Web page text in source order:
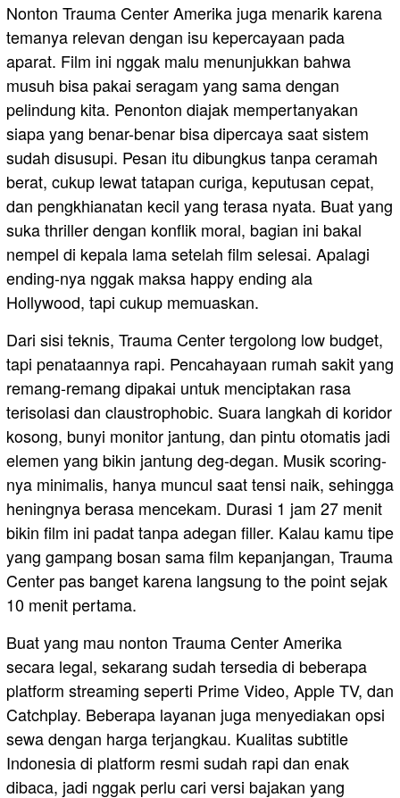
Nonton Trauma Center Amerika juga menarik karena
temanya relevan dengan isu kepercayaan pada
aparat. Film ini nggak malu menunjukkan bahwa
musuh bisa pakai seragam yang sama dengan
pelindung kita. Penonton diajak mempertanyakan
siapa yang benar-benar bisa dipercaya saat sistem
sudah disusupi. Pesan itu dibungkus tanpa ceramah
berat, cukup lewat tatapan curiga, keputusan cepat,
dan pengkhianatan kecil yang terasa nyata. Buat yang
suka thriller dengan konflik moral, bagian ini bakal
nempel di kepala lama setelah film selesai. Apalagi
ending-nya nggak maksa happy ending ala
Hollywood, tapi cukup memuaskan.
Dari sisi teknis, Trauma Center tergolong low budget,
tapi penataannya rapi. Pencahayaan rumah sakit yang
remang-remang dipakai untuk menciptakan rasa
terisolasi dan claustrophobic. Suara langkah di koridor
kosong, bunyi monitor jantung, dan pintu otomatis jadi
elemen yang bikin jantung deg-degan. Musik scoring-
nya minimalis, hanya muncul saat tensi naik, sehingga
heningnya berasa mencekam. Durasi 1 jam 27 menit
bikin film ini padat tanpa adegan filler. Kalau kamu tipe
yang gampang bosan sama film kepanjangan, Trauma
Center pas banget karena langsung to the point sejak
10 menit pertama.
Buat yang mau nonton Trauma Center Amerika
secara legal, sekarang sudah tersedia di beberapa
platform streaming seperti Prime Video, Apple TV, dan
Catchplay. Beberapa layanan juga menyediakan opsi
sewa dengan harga terjangkau. Kualitas subtitle
Indonesia di platform resmi sudah rapi dan enak
dibaca, jadi nggak perlu cari versi bajakan yang